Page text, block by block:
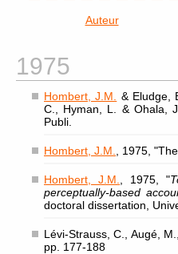
Auteur
1975
Hombert, J.M.
& Eludge,
C., Hyman, L. & Ohala,
Publi.
Hombert, J.M. , 1975,
Hombert, J.M. , 1975, "
perceptually-based
doctoral dissertation,
Lévi-Strauss, C., Augé,
pp. 177-188